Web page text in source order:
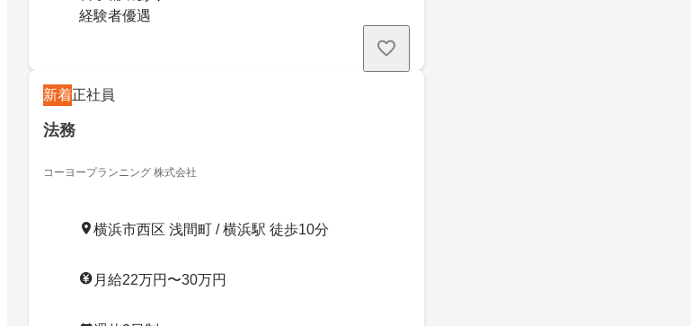
経験者優遇
新着正社員
法務
コーヨープランニング 株式会社
横浜市西区 浅間町 / 横浜駅 徒歩10分
月給22万円〜30万円